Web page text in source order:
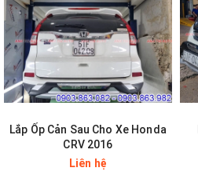
Lắp Ốp Cản Sau Cho Xe Honda
CRV 2016
Liên hệ